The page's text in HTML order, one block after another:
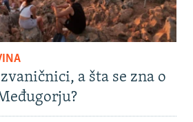
a šta se zna o